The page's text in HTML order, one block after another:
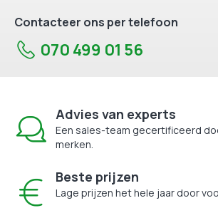
Contacteer ons per telefoon
070 499 01 56
Advies van experts
Een sales-team gecertificeerd
merken.
Beste prijzen
Lage prijzen het hele jaar door